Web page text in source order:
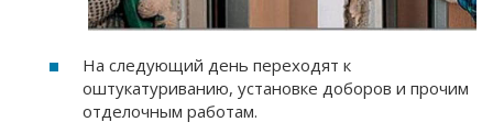
На следующий день переходят к
оштукатуриванию, установке доборов и прочим
отделочным работам.